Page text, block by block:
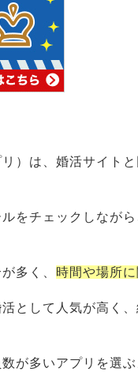
）は、婚活サイト
をチェックしなが
多く、 時間や場所
として人気が高く
が多いアプリを選